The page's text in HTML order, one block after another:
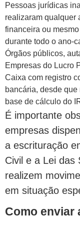
Pessoas jurídicas
realizaram qualquer
financeira ou
durante todo o ano-
Órgãos públicos,
Empresas do Lucro
Caixa com registro
bancária, desde
base de cálculo do
É importante
empresas
a escrituração
Civil e a Lei das
realizem
em situação
Como enviar